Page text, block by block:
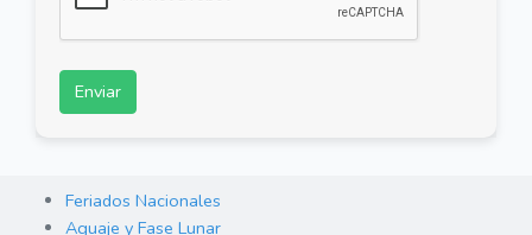
Enviar
Feriados Nacionales
Aguaje y Fase Lunar